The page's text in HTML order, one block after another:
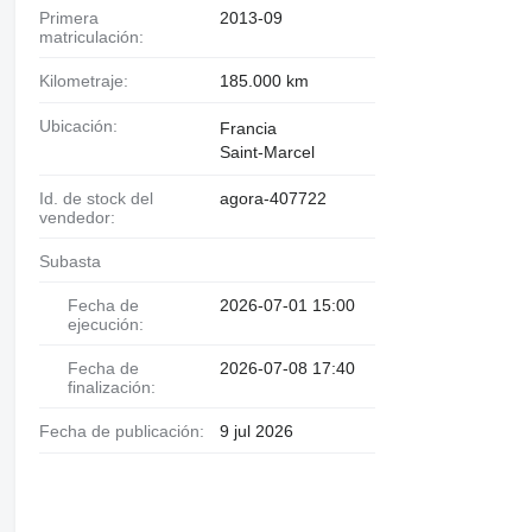
Primera
matriculación:
2013-09
Kilometraje: 185.000 km
Ubicación:
Francia
Saint-Marcel
Id. de stock del
vendedor:
agora-407722
Subasta
Fecha de
ejecución:
2026-07-01 15:00
Fecha de
finalización:
2026-07-08 17:40
Fecha de publicación: 9 jul 2026